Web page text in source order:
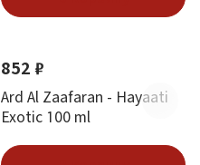
852 ₽
Ard Al Zaafaran - Hayaati
Exotic 100 ml